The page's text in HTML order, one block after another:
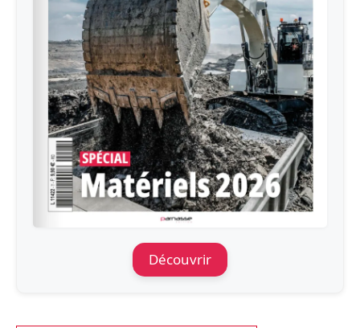
Découvrir